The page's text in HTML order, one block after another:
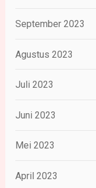
September 2023
Agustus 2023
Juli 2023
Juni 2023
Mei 2023
April 2023